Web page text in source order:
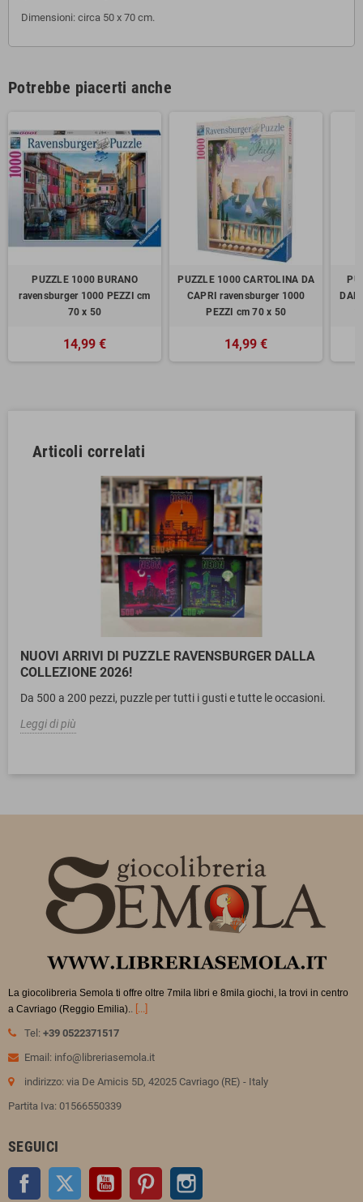
Dimensioni: circa 50 x 70 cm.
Potrebbe piacerti anche
PUZZLE 1000 BURANO
ravensburger 1000 PEZZI cm
70 x 50
14,99 €
PUZZLE 1000 CARTOLINA DA
CAPRI ravensburger 1000
PEZZI cm 70 x 50
14,99 €
Articoli correlati
NUOVI ARRIVI DI PUZZLE RAVENSBURGER DALLA
COLLEZIONE 2026!
Da 500 a 200 pezzi, puzzle per tutti i gusti e tutte le occasioni.
Leggi di più
La giocolibreria Semola ti offre oltre 7mila libri e 8mila giochi, la trovi in centro
a Cavriago (Reggio Emilia).. [...]
Tel: +39 0522371517
Email: info@libreriasemola.it
indirizzo: via De Amicis 5D, 42025 Cavriago (RE) - Italy
Partita Iva: 01566550339
SEGUICI
Facebook Twitter YouTube Pinterest